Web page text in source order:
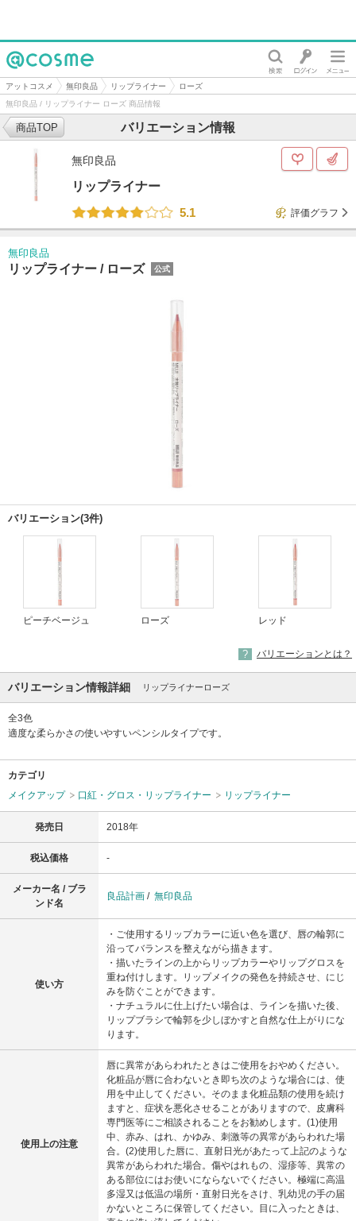
@cosme
アットコスメ 無印良品 リップライナー
ローズ
無印良品 / リップライナー ローズ 商品情報
バリエーション情報
商品TOP
無印良品
リップライナー
5.1
評価グラフ
無印良品
リップライナー / ローズ 公式
バリエーション(3件)
ピーチベージュ ローズ レッド
バリエーションとは？
バリエーション情報詳細 リップライナーローズ
全3色
適度な柔らかさの使いやすいペンシルタイプです。
カテゴリ
メイクアップ
口紅・グロス・リップライナー リップライナー
発売日 2018年
税込価格 -
メーカー名 / ブラ
ンド名
良品計画 / 無印良品
使い方
・ご使用するリップカラーに近い色を選び、唇の輪郭に
沿ってバランスを整えながら描きます。
・描いたラインの上からリップカラーやリップグロスを
重ね付けします。リップメイクの発色を持続させ、にじ
みを防ぐことができます。
・ナチュラルに仕上げたい場合は、ラインを描いた後、
リップブラシで輪郭を少しぼかすと自然な仕上がりにな
ります。
使用上の注意
唇に異常があらわれたときはご使用をおやめください。
化粧品が唇に合わないとき即ち次のような場合には、使
用を中止してください。そのまま化粧品類の使用を続け
ますと、症状を悪化させることがありますので、皮膚科
専門医等にご相談されることをお勧めします。(1)使用
中、赤み、はれ、かゆみ、刺激等の異常があらわれた場
合。(2)使用した唇に、直射日光があたって上記のような
異常があらわれた場合。傷やはれもの、湿疹等、異常の
ある部位にはお使いにならないでください。極端に高温
多湿又は低温の場所・直射日光をさけ、乳幼児の手の届
かないところに保管してください。目に入ったときは、